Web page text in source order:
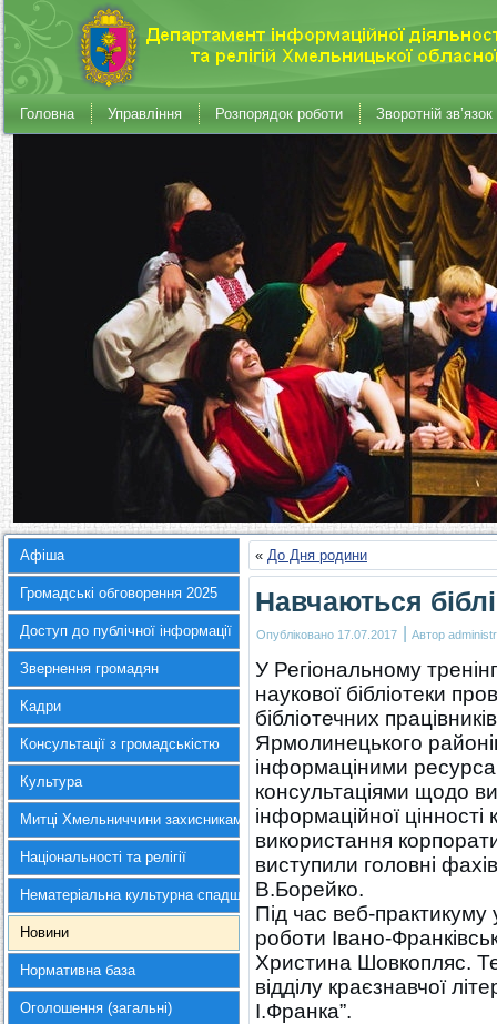
Головна Управління Розпорядок роботи Зворотній зв’язок
Афіша
Громадські обговорення 2025
Доступ до публічної інформації
Звернення громадян
Кадри
Консультації з громадськістю
Культура
Митці Хмельниччини захисникам України
Національності та релігії
Нематеріальна культурна спадщина
Новини
Нормативна база
Оголошення (загальні)
« До Дня родини
Навчаються
Опубліковано 17.07.2017 | Автор
У Регіональному
наукової бібліотеки
бібліотечних
Ярмолинецького
інформаціними
консультаціями щодо
інформаційної
використання
виступили головні
В.Борейко.
Під час веб-
роботи Івано-
Христина Шовкопляс.
відділу краєзнавчої
І.Франка”.